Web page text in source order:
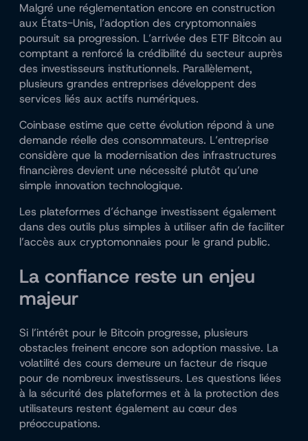
Malgré une réglementation encore en construction
aux États-Unis, l’adoption des cryptomonnaies
poursuit sa progression. L’arrivée des ETF Bitcoin au
comptant a renforcé la crédibilité du secteur auprès
des investisseurs institutionnels. Parallèlement,
plusieurs grandes entreprises développent des
services liés aux actifs numériques.
Coinbase estime que cette évolution répond à une
demande réelle des consommateurs. L’entreprise
considère que la modernisation des infrastructures
financières devient une nécessité plutôt qu’une
simple innovation technologique.
Les plateformes d’échange investissent également
dans des outils plus simples à utiliser afin de faciliter
l’accès aux cryptomonnaies pour le grand public.
La confiance reste un enjeu
majeur
Si l’intérêt pour le Bitcoin progresse, plusieurs
obstacles freinent encore son adoption massive. La
volatilité des cours demeure un facteur de risque
pour de nombreux investisseurs. Les questions liées
à la sécurité des plateformes et à la protection des
utilisateurs restent également au cœur des
préoccupations.